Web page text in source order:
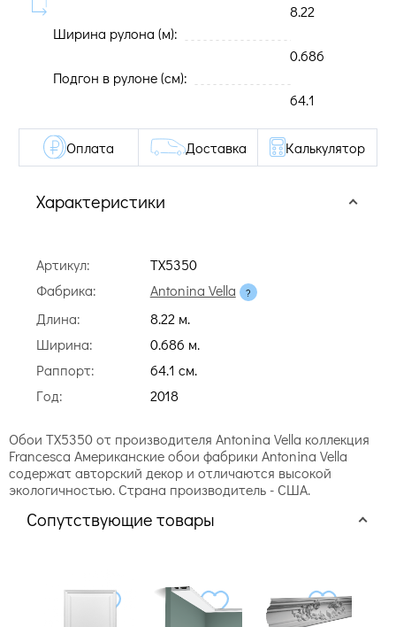
8.22
Ширина рулона (м):
0.686
Подгон в рулоне (cм):
64.1
Характеристики
Артикул:
TX5350
Фабрика:
Antonina Vella
Длина:
8.22 м.
Ширина:
0.686 м.
Раппорт:
64.1 cм.
Год:
2018
Оплата Доставка Калькулятор
Обои TX5350 от производителя Antonina Vella коллекция
Francesca Американские обои фабрики Antonina Vella
содержат авторский декор и отличаются высокой
экологичностью. Страна производитель - США.
Сопутствующие товары